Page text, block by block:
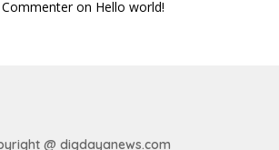
on Hello world!
@ digdayanews.com